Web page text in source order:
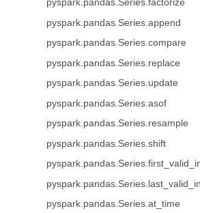
pyspark.pandas.Series.factorize
pyspark.pandas.Series.append
pyspark.pandas.Series.compare
pyspark.pandas.Series.replace
pyspark.pandas.Series.update
pyspark.pandas.Series.asof
pyspark.pandas.Series.resample
pyspark.pandas.Series.shift
pyspark.pandas.Series.at_time